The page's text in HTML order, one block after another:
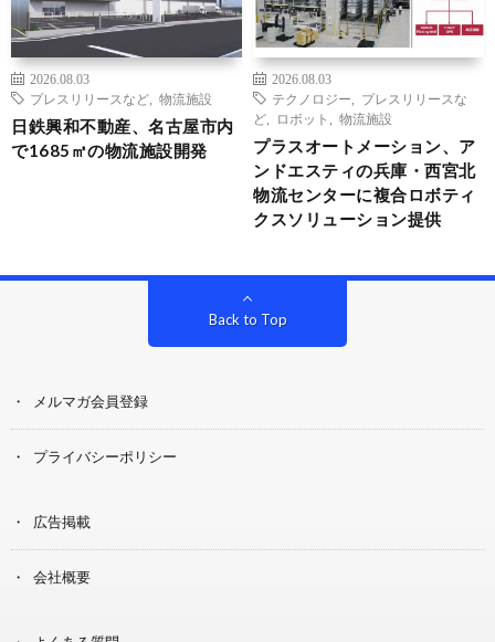
2026.08.03
プレスリリースなど
物流施設
日鉄興和不動産、名古屋市内
で1685㎡の物流施設開発
2026.08.03
テクノロジー
プレスリリースな
ど
ロボット 物流施設
プラスオートメーション、ア
ンドエスティの兵庫・西宮北
物流センターに複合ロボティ
クスソリューション提供
Back to Top
メルマガ会員登録
プライバシーポリシー
広告掲載
会社概要